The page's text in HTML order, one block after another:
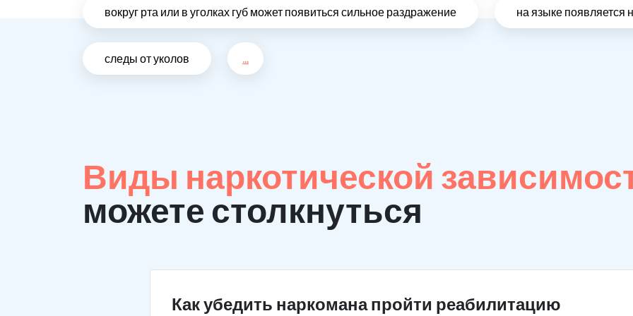
вокруг рта или в уголках губ может появиться сильное раздражение на языке появляется
следы от уколов ...
Виды наркотической
можете столкнуться
Как убедить наркомана пройти реабилитацию